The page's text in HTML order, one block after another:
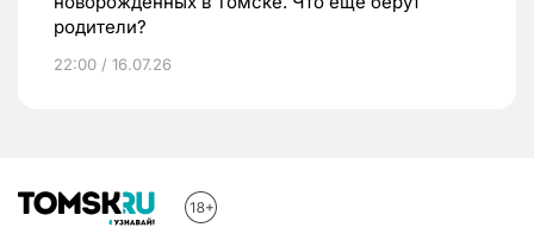
родители?
22:00 / 16.07.26